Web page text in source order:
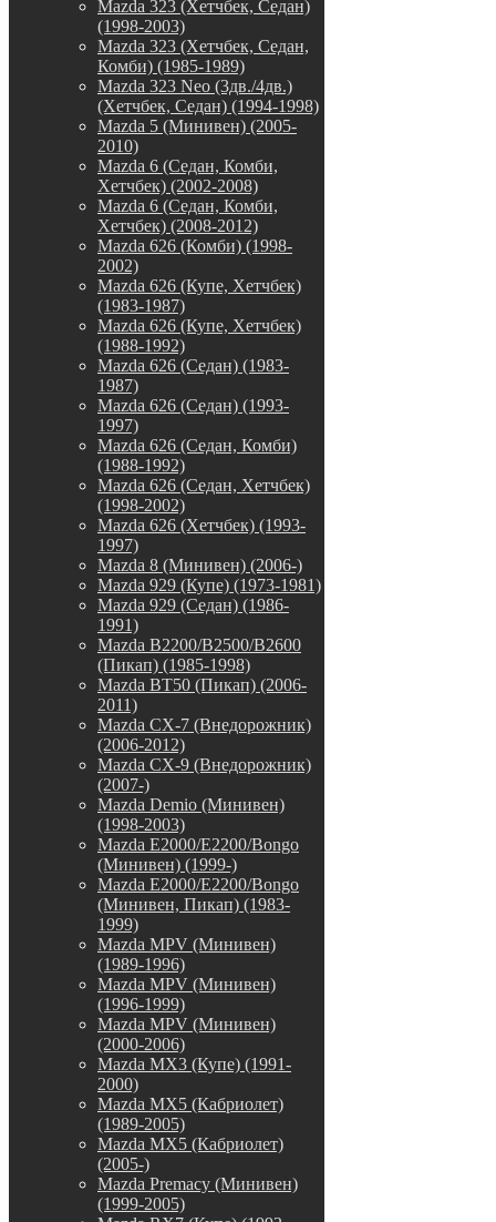
Mazda 323 (Хетчбек, Седан)
(1998-2003)
Mazda 323 (Хетчбек, Седан,
Комби) (1985-1989)
Mazda 323 Neo (3дв./4дв.)
(Хетчбек, Седан) (1994-1998)
Mazda 5 (Минивен) (2005-
2010)
Mazda 6 (Седан, Комби,
Хетчбек) (2002-2008)
Mazda 6 (Седан, Комби,
Хетчбек) (2008-2012)
Mazda 626 (Комби) (1998-
2002)
Mazda 626 (Купе, Хетчбек)
(1983-1987)
Mazda 626 (Купе, Хетчбек)
(1988-1992)
Mazda 626 (Седан) (1983-
1987)
Mazda 626 (Седан) (1993-
1997)
Mazda 626 (Седан, Комби)
(1988-1992)
Mazda 626 (Седан, Хетчбек)
(1998-2002)
Mazda 626 (Хетчбек) (1993-
1997)
Mazda 8 (Минивен) (2006-)
Mazda 929 (Купе) (1973-1981)
Mazda 929 (Седан) (1986-
1991)
Mazda B2200/B2500/B2600
(Пикап) (1985-1998)
Mazda BT50 (Пикап) (2006-
2011)
Mazda CX-7 (Внедорожник)
(2006-2012)
Mazda CX-9 (Внедорожник)
(2007-)
Mazda Demio (Минивен)
(1998-2003)
Mazda E2000/E2200/Bongo
(Минивен) (1999-)
Mazda E2000/E2200/Bongo
(Минивен, Пикап) (1983-
1999)
Mazda MPV (Минивен)
(1989-1996)
Mazda MPV (Минивен)
(1996-1999)
Mazda MPV (Минивен)
(2000-2006)
Mazda MX3 (Купе) (1991-
2000)
Mazda MX5 (Кабриолет)
(1989-2005)
Mazda MX5 (Кабриолет)
(2005-)
Mazda Premacy (Минивен)
(1999-2005)